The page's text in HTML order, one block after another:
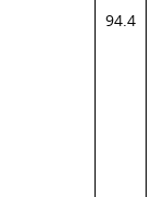
94.4